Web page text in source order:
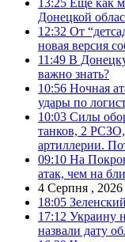
Донецкой
12:32 От
новая версия
11:49 В
важно знать?
10:56 Ночная
удары по
10:03 Силы
танков, 2
артиллерии.
09:10 На
атак, чем на
4 Серпня , 2026
18:05
17:12 Украину
назвали дату